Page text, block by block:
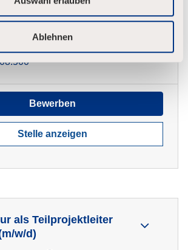
Ablehnen
Netzplanung und
(m/w/d)
Unbefristet
Bewerben
Stelle anzeigen
als Teilprojektleiter
w/d)